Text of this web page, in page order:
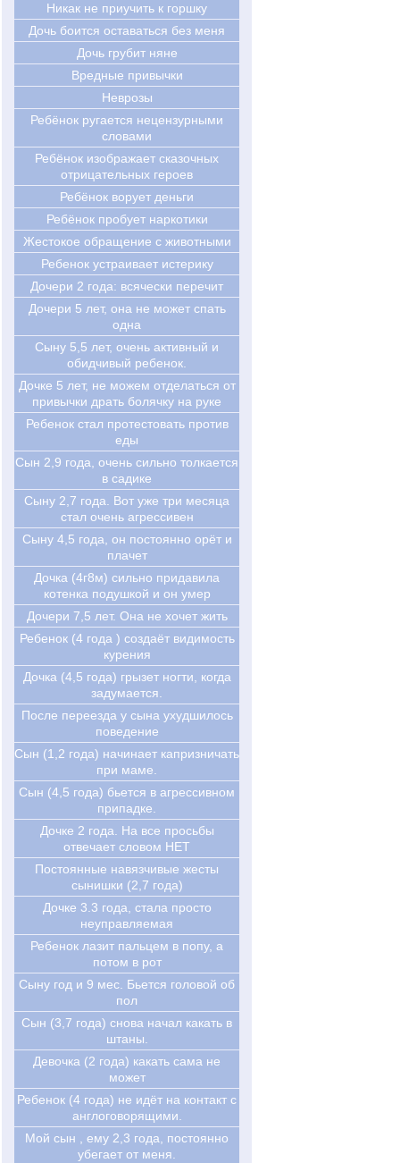
Никак не приучить к горшку
Дочь боится оставаться без меня
Дочь грубит няне
Вредные привычки
Неврозы
Ребёнок ругается нецензурными
словами
Ребёнок изображает сказочных
отрицательных героев
Ребёнок ворует деньги
Ребёнок пробует наркотики
Жестокое обращение с животными
Ребенок устраивает истерику
Дочери 2 года: всячески перечит
Дочери 5 лет, она не может спать
одна
Сыну 5,5 лет, очень активный и
обидчивый ребенок.
Дочке 5 лет, не можем отделаться от
привычки драть болячку на руке
Ребенок стал протестовать против
еды
Cын 2,9 года, очень сильно толкается
в садике
Cыну 2,7 года. Вот уже три месяца
стал очень агрессивен
Cыну 4,5 года, он постоянно орёт и
плачет
Дочка (4г8м) сильно придавила
котенка подушкой и он умер
Дочери 7,5 лет. Она не хочет жить
Ребенок (4 года ) создаёт видимость
курения
Дочка (4,5 года) грызет ногти, когда
задумается.
После переезда у сына ухудшилось
поведение
Сын (1,2 года) начинает капризничать
при маме.
Сын (4,5 года) бьется в агрессивном
припадке.
Дочке 2 года. На все просьбы
отвечает словом НЕТ
Постоянные навязчивые жесты
сынишки (2,7 года)
Дочке 3.3 года, стала просто
неуправляемая
Ребенок лазит пальцем в попу, а
потом в рот
Сыну год и 9 мес. Бьется головой об
пол
Сын (3,7 года) снова начал какать в
штаны.
Девочка (2 года) какать сама не
может
Ребенок (4 года) не идёт на контакт с
англоговорящими.
Мой сын , ему 2,3 года, постоянно
убегает от меня.